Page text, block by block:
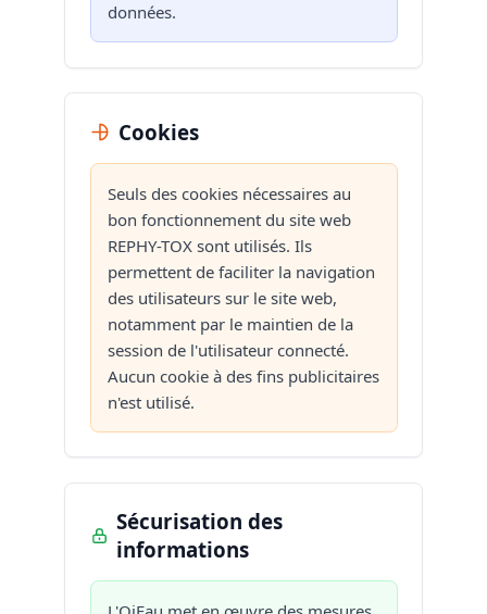
données.
Cookies
Seuls des cookies nécessaires au
bon fonctionnement du site web
REPHY-TOX sont utilisés. Ils
permettent de faciliter la navigation
des utilisateurs sur le site web,
notamment par le maintien de la
session de l'utilisateur connecté.
Aucun cookie à des fins publicitaires
n'est utilisé.
Sécurisation des
informations